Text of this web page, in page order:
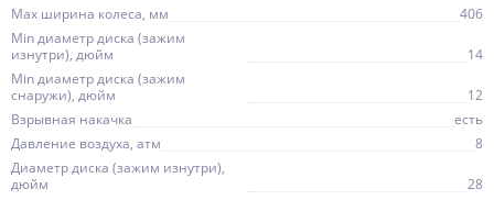
Max ширина колеса, мм
406
Min диаметр диска (зажим
изнутри), дюйм
14
Min диаметр диска (зажим
снаружи), дюйм
12
Взрывная накачка
есть
Давление воздуха, атм
8
Диаметр диска (зажим изнутри),
дюйм
28